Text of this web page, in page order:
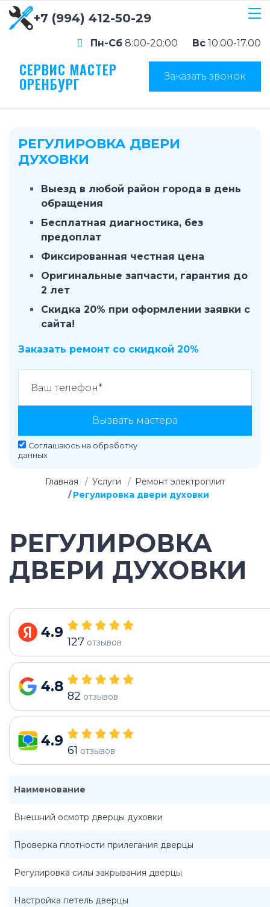
+7 (994) 412-50-29
Пн-Сб 8:00-20:00 Вс 10:00-17.00
СЕРВИС МАСТЕР
ОРЕНБУРГ Заказать звонок
РЕГУЛИРОВКА ДВЕРИ
ДУХОВКИ
Выезд в любой район города в день
обращения
Бесплатная диагностика, без
предоплат
Фиксированная честная цена
Оригинальные запчасти, гарантия до
2 лет
Скидка 20% при оформлении заявки с
сайта!
Заказать ремонт со скидкой 20%
Вызвать мастера
Соглашаюсь на обработку
данных
Главная Услуги
Ремонт электроплит
Регулировка двери духовки
РЕГУЛИРОВКА
ДВЕРИ ДУХОВКИ
4.9
127 отзывов
4.8
82 отзывов
4.9
61 отзывов
Наименование
Внешний осмотр дверцы духовки
Проверка плотности прилегания дверцы
Регулировка силы закрывания дверцы
Настройка петель дверцы